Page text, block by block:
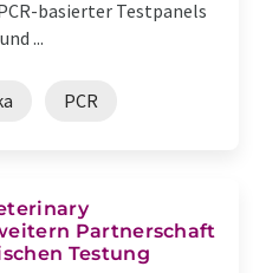
basierter Testpanels
...
PCR
Partnerschaft
Testung